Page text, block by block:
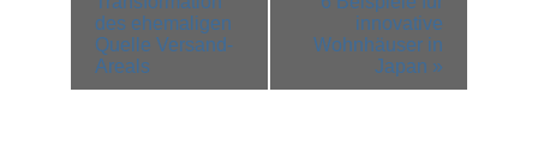
des ehemaligen
Quelle Versand-
Areals
innovative
Wohnhäuser in
Japan »